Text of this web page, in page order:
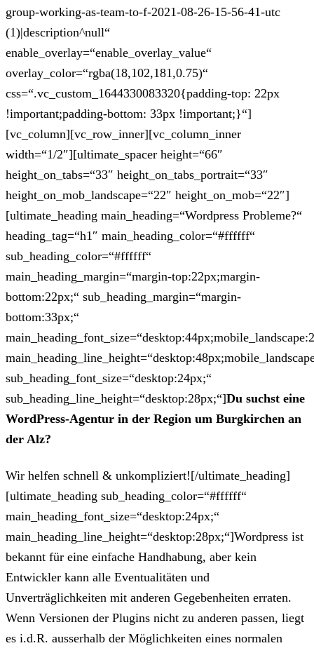
group-working-as-team-to-f-2021-08-26-15-56-41-utc
(1)|description^null“
enable_overlay=“enable_overlay_value“
overlay_color=“rgba(18,102,181,0.75)“
css=“.vc_custom_1644330083320{padding-top: 22px
!important;padding-bottom: 33px !important;}“]
[vc_column][vc_row_inner][vc_column_inner
width=“1/2″][ultimate_spacer height=“66″
height_on_tabs=“33″ height_on_tabs_portrait=“33″
height_on_mob_landscape=“22″ height_on_mob=“22″]
[ultimate_heading main_heading=“Wordpress Probleme?“
heading_tag=“h1″ main_heading_color=“#ffffff“
sub_heading_color=“#ffffff“
main_heading_margin=“margin-top:22px;margin-
bottom:22px;“ sub_heading_margin=“margin-
bottom:33px;“
sub_heading_font_size=“desktop:24px;“
sub_heading_line_height=“desktop:28px;“]Du suchst eine
WordPress-Agentur in der Region um Burgkirchen an
der Alz?
Wir helfen schnell & unkompliziert![/ultimate_heading]
[ultimate_heading sub_heading_color=“#ffffff“
main_heading_font_size=“desktop:24px;“
main_heading_line_height=“desktop:28px;“]Wordpress ist
bekannt für eine einfache Handhabung, aber kein
Entwickler kann alle Eventualitäten und
Unverträglichkeiten mit anderen Gegebenheiten erraten.
Wenn Versionen der Plugins nicht zu anderen passen, liegt
es i.d.R. ausserhalb der Möglichkeiten eines normalen